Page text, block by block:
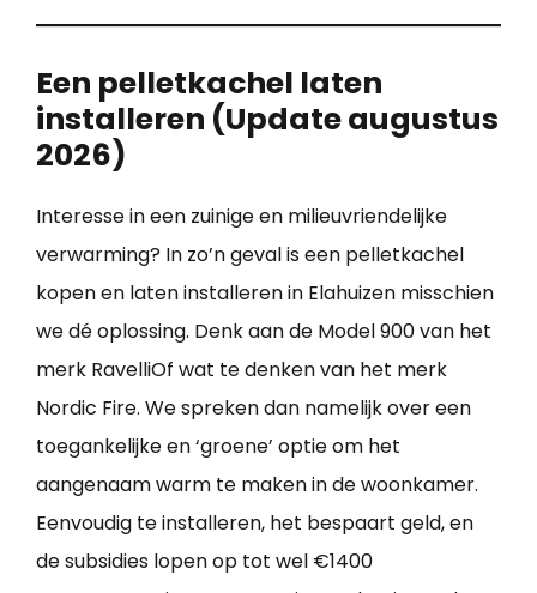
Een pelletkachel laten
installeren (Update augustus
2026)
Interesse in een zuinige en milieuvriendelijke
verwarming? In zo’n geval is een pelletkachel
kopen en laten installeren in Elahuizen misschien
we dé oplossing. Denk aan de Model 900 van het
merk RavelliOf wat te denken van het merk
Nordic Fire. We spreken dan namelijk over een
toegankelijke en ‘groene’ optie om het
aangenaam warm te maken in de woonkamer.
Eenvoudig te installeren, het bespaart geld, en
de subsidies lopen op tot wel €1400